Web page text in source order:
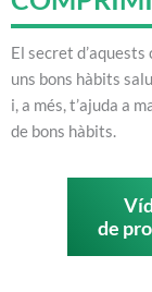
El secret
uns bons hàbits
i, a més, t’ajuda a
de bons hàbits.
de